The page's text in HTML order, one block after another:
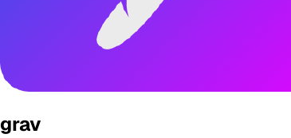
grav